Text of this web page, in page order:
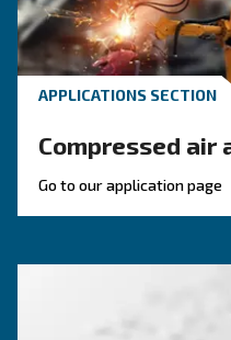
If you're deciding
will point you in
those with existing